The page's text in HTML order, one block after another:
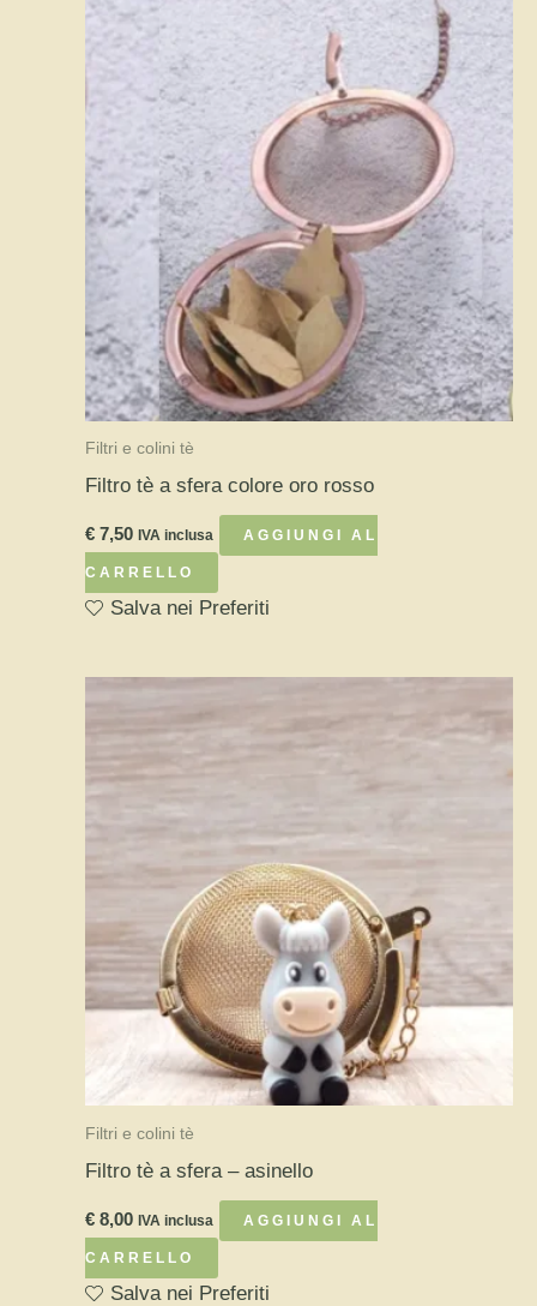
Filtri e colini tè
Filtro tè a sfera colore oro rosso
€ 7,50 IVA inclusa AGGIUNGI AL
CARRELLO
Salva nei Preferiti
Filtri e colini tè
Filtro tè a sfera – asinello
€ 8,00 IVA inclusa AGGIUNGI AL
CARRELLO
Salva nei Preferiti